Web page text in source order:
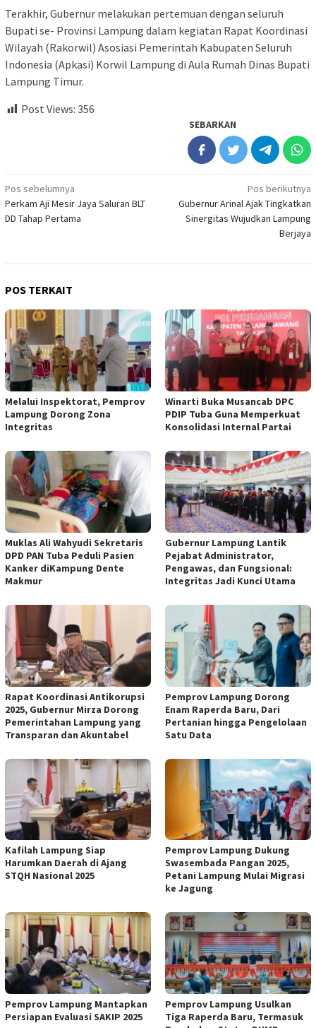
Terakhir, Gubernur melakukan pertemuan dengan seluruh
Bupati se- Provinsi Lampung dalam kegiatan Rapat Koordinasi
Wilayah (Rakorwil) Asosiasi Pemerintah Kabupaten Seluruh
Indonesia (Apkasi) Korwil Lampung di Aula Rumah Dinas Bupati
Lampung Timur.
Post Views: 356
SEBARKAN
Navigasi
pos
Pos sebelumnya
Perkam Aji Mesir Jaya Saluran BLT
DD Tahap Pertama
Pos berikutnya
Gubernur Arinal Ajak Tingkatkan
Sinergitas Wujudkan Lampung
Berjaya
POS TERKAIT
Melalui Inspektorat, Pemprov
Lampung Dorong Zona
Integritas
Winarti Buka Musancab DPC
PDIP Tuba Guna Memperkuat
Konsolidasi Internal Partai
Muklas Ali Wahyudi Sekretaris
DPD PAN Tuba Peduli Pasien
Kanker diKampung Dente
Makmur
Gubernur Lampung Lantik
Pejabat Administrator,
Pengawas, dan Fungsional:
Integritas Jadi Kunci Utama
Rapat Koordinasi Antikorupsi
2025, Gubernur Mirza Dorong
Pemerintahan Lampung yang
Transparan dan Akuntabel
Pemprov Lampung Dorong
Enam Raperda Baru, Dari
Pertanian hingga Pengelolaan
Satu Data
Kafilah Lampung Siap
Harumkan Daerah di Ajang
STQH Nasional 2025
Pemprov Lampung Dukung
Swasembada Pangan 2025,
Petani Lampung Mulai Migrasi
ke Jagung
Pemprov Lampung Mantapkan
Persiapan Evaluasi SAKIP 2025
Pemprov Lampung Usulkan
Tiga Raperda Baru, Termasuk